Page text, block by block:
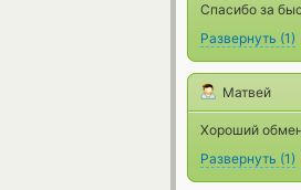
Спасибо за
Развернуть (1)
Матвей
Хороший
Развернуть (1)